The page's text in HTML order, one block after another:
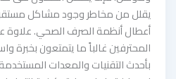
يقلل من مخاطر وجود مشاكل
أعطال أنظمة الصرف الصحي. علاوة
المحترفين غالباً ما يتمتعون
بأحدث التقنيات والمعدات